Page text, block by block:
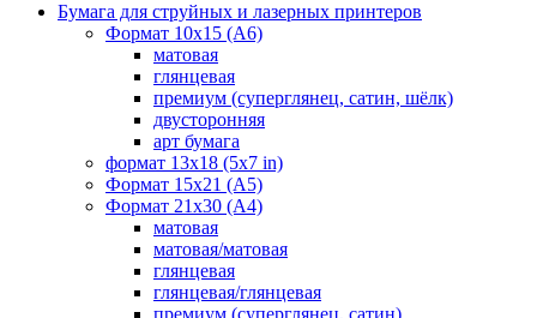
Бумага для струйных и лазерных принтеров
Формат 10х15 (A6)
матовая
глянцевая
премиум (суперглянец, сатин, шёлк)
двусторонняя
арт бумага
формат 13x18 (5x7 in)
Формат 15х21 (A5)
Формат 21х30 (А4)
матовая
матовая/матовая
глянцевая
глянцевая/глянцевая
премиум (суперглянец, сатин)